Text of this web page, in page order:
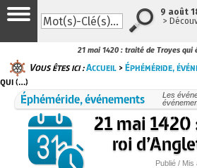
21 mai 1420 : traité de Troyes
Vous êtes ici :Accueil >Éphéméride,
qui (…)
Éphéméride, événements
Les
21 mai 1420
roi
Publié / Mis
9 août
>